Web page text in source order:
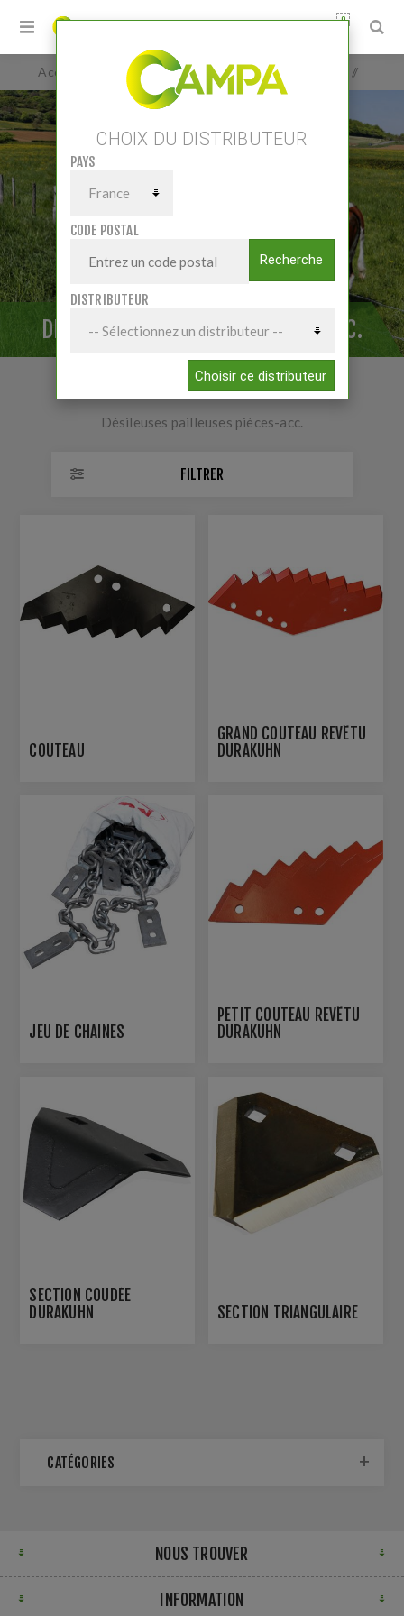
0
Accueil Pièces et accessoires / Pièces Elevage /
Désileuses pailleuses pièces-acc.
DÉSILEUSES PAILLEUSES PIÈCES-ACC.
Désileuses pailleuses pièces-acc.
FILTRER
COUTEAU
GRAND COUTEAU REVÊTU
DURAKUHN
JEU DE CHAÎNES
PETIT COUTEAU REVÊTU
DURAKUHN
SECTION COUDÉE
DURAKUHN
SECTION TRIANGULAIRE
CATÉGORIES
NOUS TROUVER
INFORMATION
CHOIX DU DISTRIBUTEUR
PAYS
CODE POSTAL
Recherche
DISTRIBUTEUR
Choisir ce distributeur